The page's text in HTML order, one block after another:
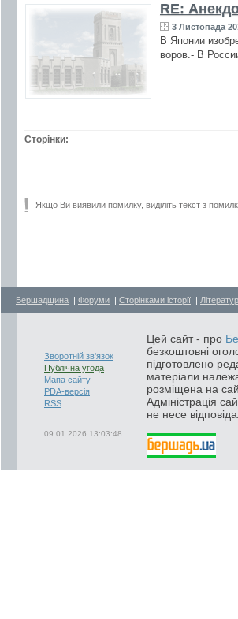
RE:
3 Листопада
В Японии
воров.- В
Сторінки:
Якщо Ви виявили помилку, виділіть текст з
Бершадщина | Форуми | Сторінками історії |
Зворотній зв'язок
Публічна угода
Мапа сайту
PDA-версія
RSS
09.01.2026 13:03:48
Цей сайт - про
безкоштовні
підготовлено
матеріали
розміщена на
Адміністрація
не несе